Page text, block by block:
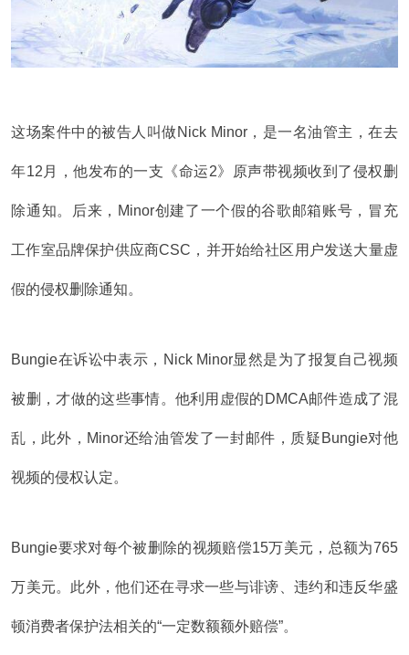
这场案件中的被告人叫做Nick Minor，是一名油管主，在去
年12月，他发布的一支《命运2》原声带视频收到了侵权删
除通知。后来，Minor创建了一个假的谷歌邮箱账号，冒充
工作室品牌保护供应商CSC，并开始给社区用户发送大量虚
假的侵权删除通知。
Bungie在诉讼中表示，Nick Minor显然是为了报复自己视频
被删，才做的这些事情。他利用虚假的DMCA邮件造成了混
乱，此外，Minor还给油管发了一封邮件，质疑Bungie对他
视频的侵权认定。
Bungie要求对每个被删除的视频赔偿15万美元，总额为765
万美元。此外，他们还在寻求一些与诽谤、违约和违反华盛
顿消费者保护法相关的“一定数额额外赔偿”。